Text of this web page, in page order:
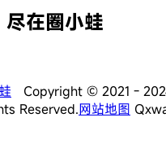
在圈小蛙
Copyright © 2021 -
Reserved.网站地图